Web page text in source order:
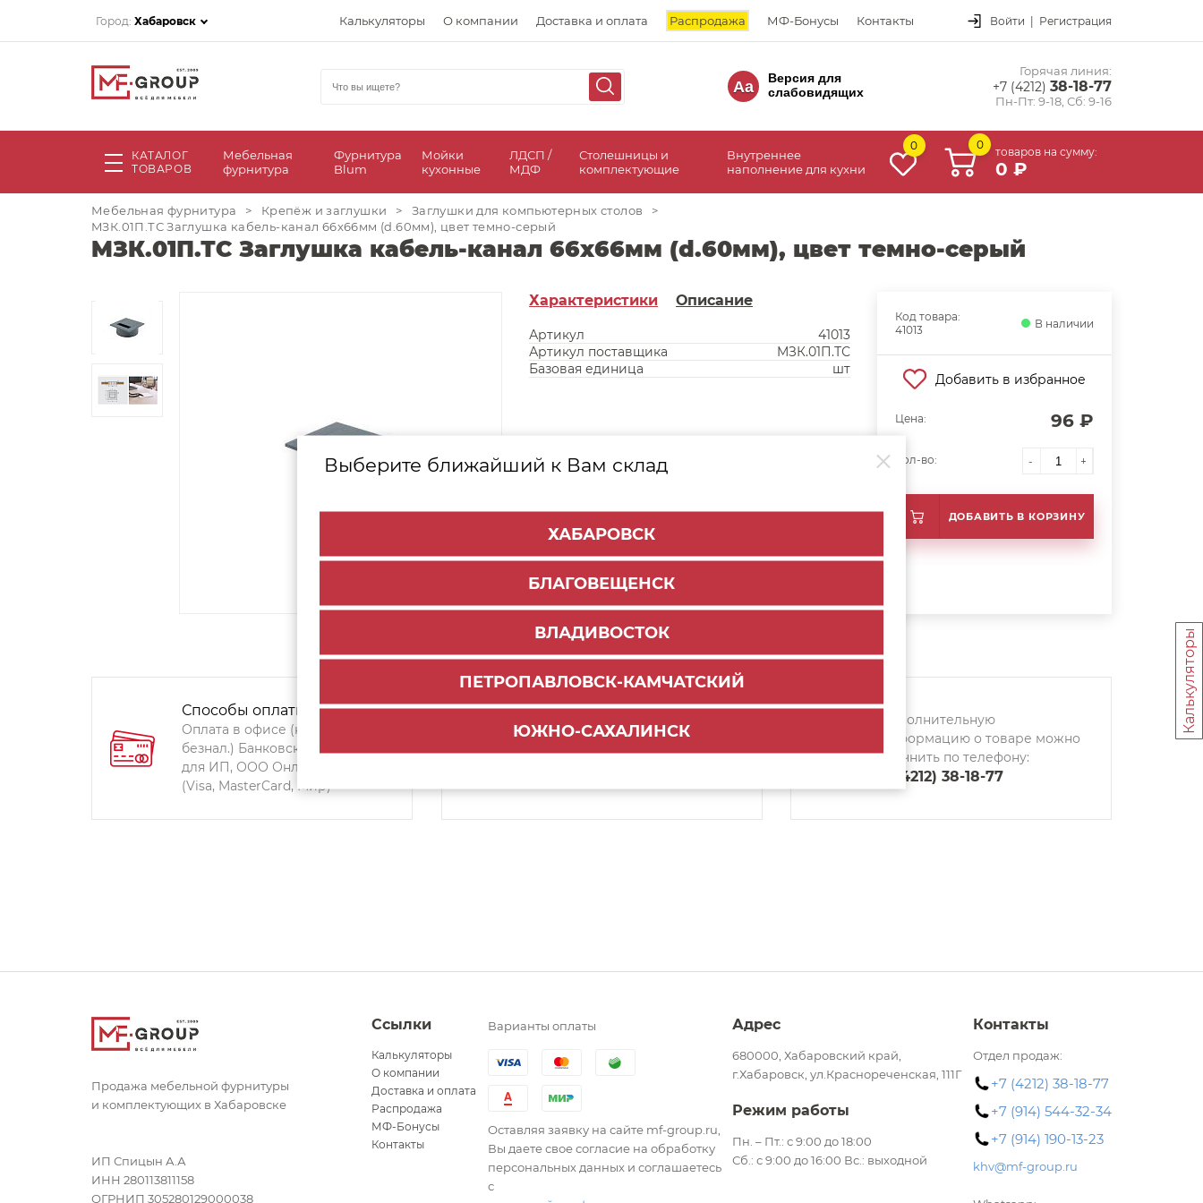
Город: Хабаровск Калькуляторы О компании Доставка и оплата Распродажа МФ-Бонусы Контакты Войти | Регистрация
Aa
Версия для
слабовидящих
Горячая линия:
+7 (4212) 38-18-77
Пн-Пт: 9-18, Сб: 9-16
КАТАЛОГ
ТОВАРОВ
Мебельная
фурнитура
Фурнитура
Blum
Мойки
кухонные
ЛДСП /
МДФ
Столешницы и
комплектующие
Внутреннее
наполнение для кухни
0 0
товаров на сумму:
0 ₽
Выберите ближайший к Вам склад
ХАБАРОВСК
БЛАГОВЕЩЕНСК
ВЛАДИВОСТОК
ПЕТРОПАВЛОВСК-КАМЧАТСКИЙ
ЮЖНО-САХАЛИНСК
Мебельная фурнитура > Крепёж и заглушки > Заглушки для компьютерных столов
>
MЗК.01П.ТС Заглушка кабель-канал 66x66мм (d.60мм), цвет темно-серый
MЗК.01П.ТС Заглушка кабель-канал 66x66мм (d.60мм), цвет темно-серый
Характеристики Описание
Артикул
41013
Артикул поставщика
MЗК.01П.ТС
Базовая единица
шт
Код товара:
41013
В наличии
Добавить в избранное
Цена: 96 ₽
Кол-во: - +
ДОБАВИТЬ В КОРЗИНУ
Способы оплаты:
Оплата в офисе (наличными,
безнал.) Банковский перевод
для ИП, ООО Онлайн-оплата
(Visa, MasterCard, Мир)
По городу:1000 руб.
Самовывоз:
Дополнительную
информацию о товаре можно
уточнить по телефону:
8 (4212) 38-18-77
Калькуляторы
Продажа мебельной фурнитуры
и комплектующих в Хабаровске
ИП Спицын А.А
ИНН 280113811158
ОГРНИП 305280129000038
Ссылки
Калькуляторы
О компании
Доставка и оплата
Распродажа
МФ-Бонусы
Контакты
Варианты оплаты
Оставляя заявку на сайте mf-group.ru,
Вы даете свое согласие на обработку
персональных данных и соглашаетесь
с
Адрес
680000, Хабаровский край,
г.Хабаровск, ул.Краснореченская, 111Г
Режим работы
Пн. – Пт.: с 9:00 до 18:00
Сб.: с 9:00 до 16:00 Вс.: выходной
Контакты
Отдел продаж:
+7 (4212) 38-18-77
+7 (914) 544-32-34
+7 (914) 190-13-23
khv@mf-group.ru